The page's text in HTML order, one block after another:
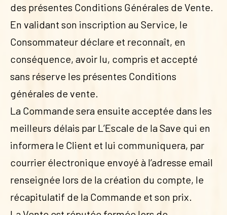
des présentes Conditions Générales de Vente.
En validant son inscription au Service, le
Consommateur déclare et reconnaît, en
conséquence, avoir lu, compris et accepté
sans réserve les présentes Conditions
générales de vente.
La Commande sera ensuite acceptée dans les
meilleurs délais par L’Escale de la Save qui en
informera le Client et lui communiquera, par
courrier électronique envoyé à l’adresse email
renseignée lors de la création du compte, le
récapitulatif de la Commande et son prix.